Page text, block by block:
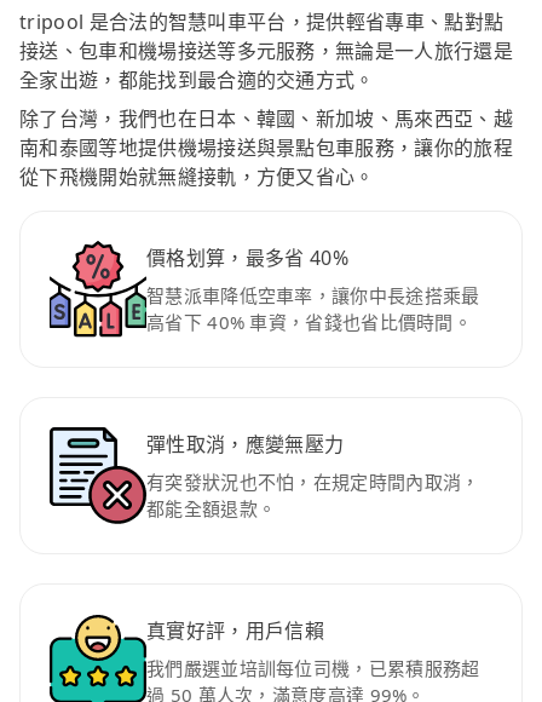
tripool 是合法的智慧叫車平台，提供輕省專車、點對點
接送、包車和機場接送等多元服務，無論是一人旅行還是
全家出遊，都能找到最合適的交通方式。
除了台灣，我們也在日本、韓國、新加坡、馬來西亞、越
南和泰國等地提供機場接送與景點包車服務，讓你的旅程
從下飛機開始就無縫接軌，方便又省心。
價格划算，最多省 40%
智慧派車降低空車率，讓你中長途搭乘最
高省下 40% 車資，省錢也省比價時間。
彈性取消，應變無壓力
有突發狀況也不怕，在規定時間內取消，
都能全額退款。
真實好評，用戶信賴
我們嚴選並培訓每位司機，已累積服務超
過 50 萬人次，滿意度高達 99%。